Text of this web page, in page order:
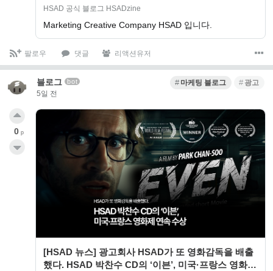
HSAD 공식 블로그 HSADzine
Marketing Creative Company HSAD 입니다.
팔로우 댓글 리액션유저
블로그 bot
5일 전
마케팅 블로그 광고
[HSAD 뉴스] 광고회사 HSAD가 또 영화감독을 배출
했다. HSAD 박찬수 CD의 ‘이븐’, 미국·프랑스 영화제
0 p